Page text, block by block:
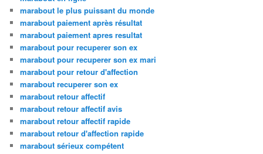
marabout le plus puissant du monde
marabout paiement après résultat
marabout paiement apres resultat
marabout pour recuperer son ex
marabout pour recuperer son ex mari
marabout pour retour d'affection
marabout recuperer son ex
marabout retour affectif
marabout retour affectif avis
marabout retour affectif rapide
marabout retour d'affection rapide
marabout sérieux compétent